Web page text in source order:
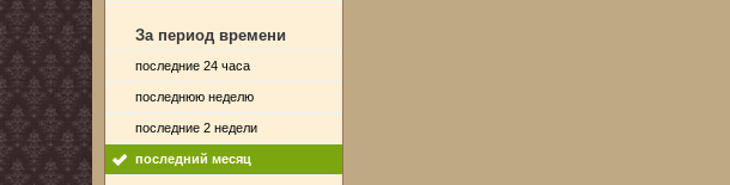
За период времени
последние 24 часа
последнюю неделю
последние 2 недели
последний месяц